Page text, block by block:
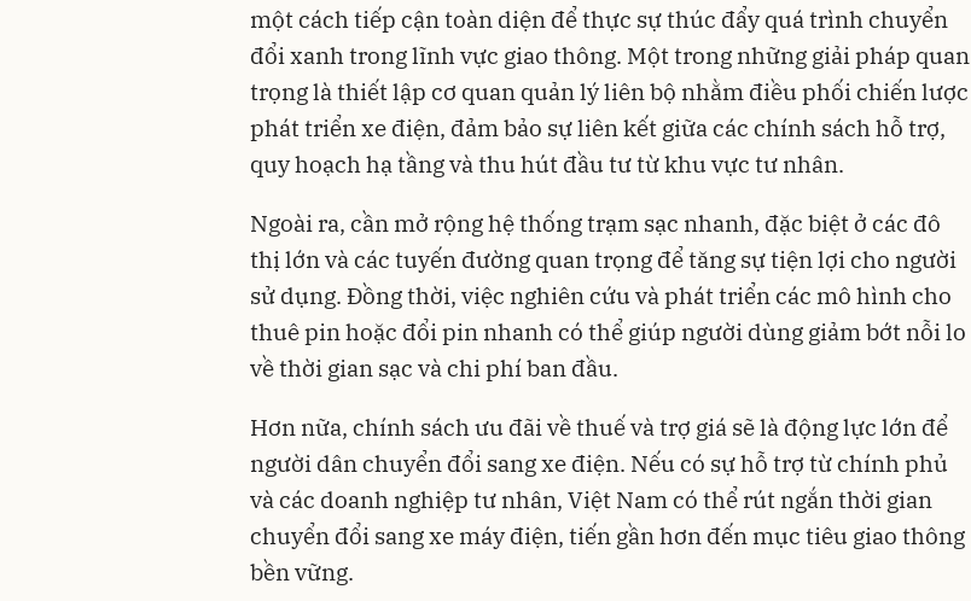
một cách tiếp cận toàn diện để thực sự thúc đẩy quá trình chuyển
đổi xanh trong lĩnh vực giao thông. Một trong những giải pháp quan
trọng là thiết lập cơ quan quản lý liên bộ nhằm điều phối chiến lược
phát triển xe điện, đảm bảo sự liên kết giữa các chính sách hỗ trợ,
quy hoạch hạ tầng và thu hút đầu tư từ khu vực tư nhân.
Ngoài ra, cần mở rộng hệ thống trạm sạc nhanh, đặc biệt ở các đô
thị lớn và các tuyến đường quan trọng để tăng sự tiện lợi cho người
sử dụng. Đồng thời, việc nghiên cứu và phát triển các mô hình cho
thuê pin hoặc đổi pin nhanh có thể giúp người dùng giảm bớt nỗi lo
về thời gian sạc và chi phí ban đầu.
Hơn nữa, chính sách ưu đãi về thuế và trợ giá sẽ là động lực lớn để
người dân chuyển đổi sang xe điện. Nếu có sự hỗ trợ từ chính phủ
và các doanh nghiệp tư nhân, Việt Nam có thể rút ngắn thời gian
chuyển đổi sang xe máy điện, tiến gần hơn đến mục tiêu giao thông
bền vững.